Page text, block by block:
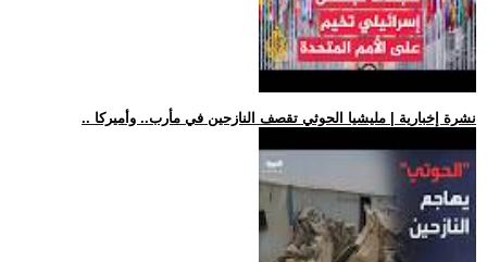
.. نشرة إخبارية | مليشيا الحوثي تقصف النازحين في مأرب.. وأميركا